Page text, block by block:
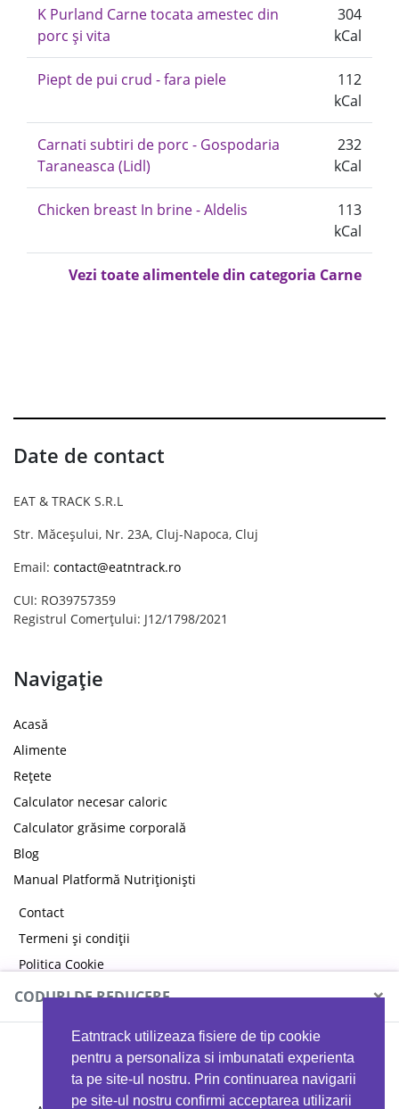
Eatntrack utilizeaza fisiere de tip cookie
pentru a personaliza si imbunatati experienta
ta pe site-ul nostru. Prin continuarea navigarii
pe site-ul nostru confirmi acceptarea utilizarii
K Purland Carne tocata amestec din
porc și vita
304
kCal
Piept de pui crud - fara piele
112
kCal
Carnati subtiri de porc - Gospodaria
Taraneasca (Lidl)
232
kCal
Chicken breast In brine - Aldelis
113
kCal
Vezi toate alimentele din categoria Carne
Date de contact
EAT & TRACK S.R.L
Str. Măceșului, Nr. 23A, Cluj-Napoca, Cluj
Email: contact@eatntrack.ro
CUI: RO39757359
Registrul Comerțului: J12/1798/2021
Navigație
Acasă
Alimente
Rețete
Calculator necesar caloric
Calculator grăsime corporală
Blog
Manual Platformă Nutriționiști
Contact
Termeni și condiții
Politica Cookie
Politica de confidențialitate
CODURI DE REDUCERE ×
MYPROTEIN